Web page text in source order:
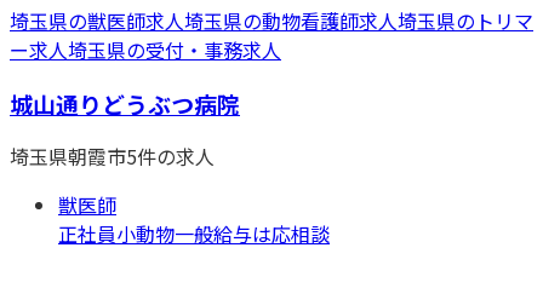
埼玉県の獣医師求人埼玉県の動物看護師求人埼玉県の トリマ
ー求人埼玉県の受付・事務求人
城山通りどうぶつ病院
埼玉県朝霞市5件の求人
獣医師
正社員小動物一般給与は応相談